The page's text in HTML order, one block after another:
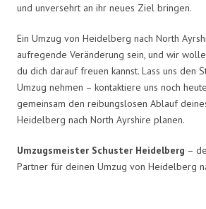
und unversehrt an ihr neues Ziel bringen.
Ein Umzug von Heidelberg nach North
aufregende Veränderung sein, und wir
du dich darauf freuen kannst. Lass uns den
Umzug nehmen – kontaktiere uns noch
gemeinsam den reibungslosen Ablauf
Heidelberg nach North Ayrshire planen.
Umzugsmeister Schuster Heidelberg –
Partner für deinen Umzug von Heidelberg